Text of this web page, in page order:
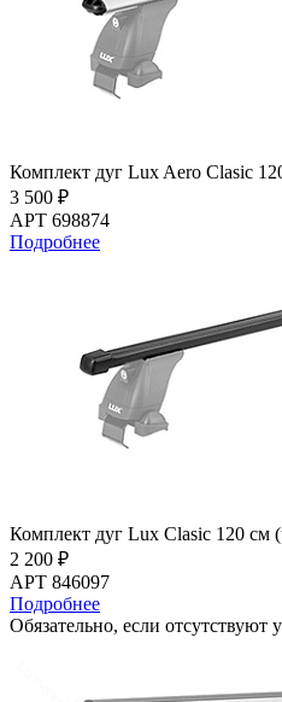
Комплект дуг Lux Aero Clasic
3 500 ₽
АРТ 698874
Подробнее
Комплект дуг Lux Clasic 120 см
2 200 ₽
АРТ 846097
Подробнее
Обязательно, если отсутствуют